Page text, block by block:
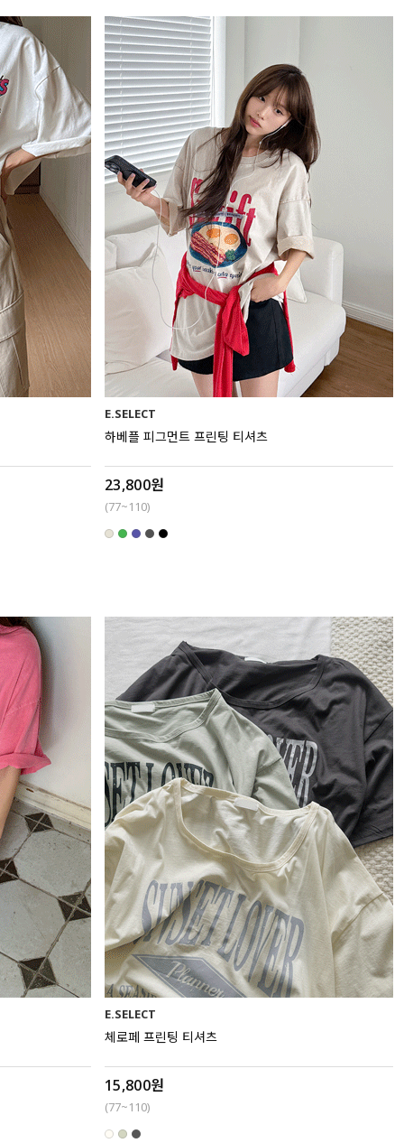
E.SELECT
하베플 피그먼트 프린팅 티셔츠
23,800원
(77~110)
E.SELECT
체로페 프린팅 티셔츠
15,800원
(77~110)